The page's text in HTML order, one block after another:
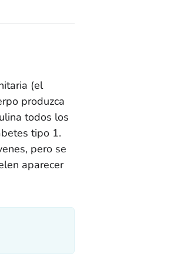
(el
produzca
todos los
tipo 1.
pero se
aparecer